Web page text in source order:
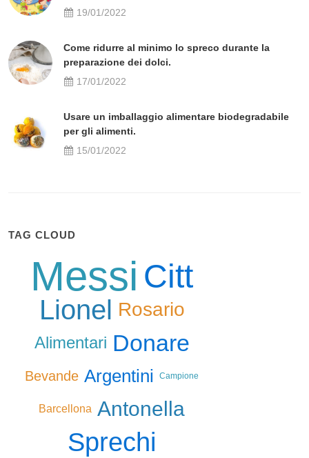
19/01/2022
Come ridurre al minimo lo spreco durante la
preparazione dei dolci.
17/01/2022
Usare un imballaggio alimentare biodegradabile
per gli alimenti.
15/01/2022
TAG CLOUD
Messi Citt
Lionel Rosario
Alimentari Donare
Bevande Argentini Campione
Barcellona Antonella
Sprechi